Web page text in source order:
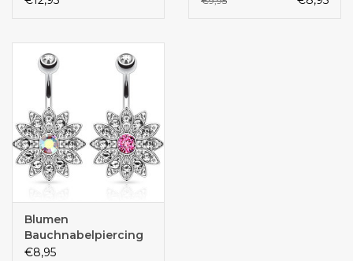
PVD Gold
Blumen
Bauchnabelpiercing
€8,95